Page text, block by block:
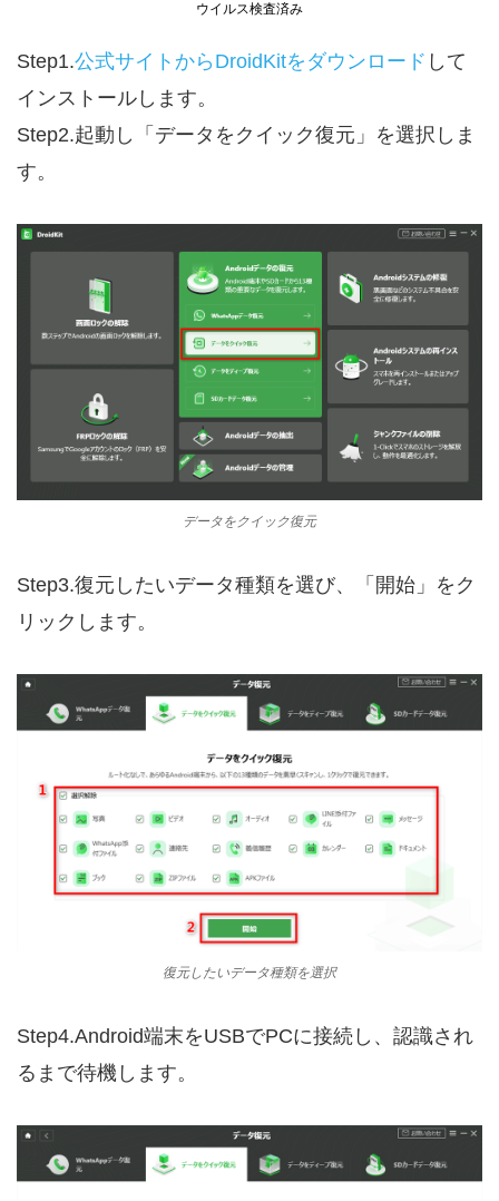
ウイルス検査済み
Step1.公式サイトからDroidKitをダウンロード して
インストールします。
Step2.起動し「データをクイック復元」を選択しま
す。
データをクイック復元
Step3.復元したいデータ種類を選び、「開始」をク
リックします。
復元したいデータ種類を選択
Step4.Android端末をUSBでPCに接続し、認識され
るまで待機します。